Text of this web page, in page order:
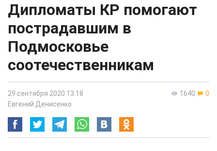
Дипломаты КР помогают
пострадавшим в
Подмосковье
соотечественникам
1640 0
29 сентября 2020 13:18
Евгений Денисенко